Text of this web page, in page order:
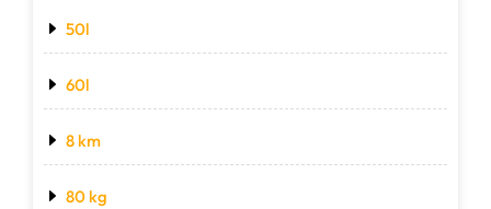
50l
60l
8 km
80 kg